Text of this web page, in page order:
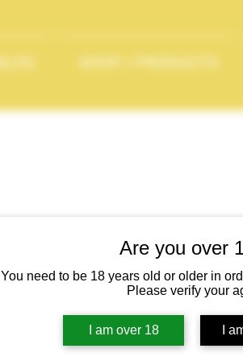
Are you over
You need to be 18 years old or older in
Please verify your
I am over 18 I